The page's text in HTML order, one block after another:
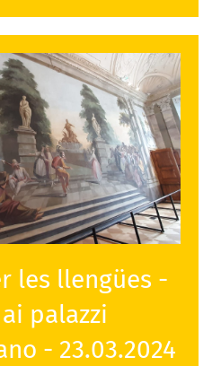
les llengües -
palazzi
- 23.03.2024